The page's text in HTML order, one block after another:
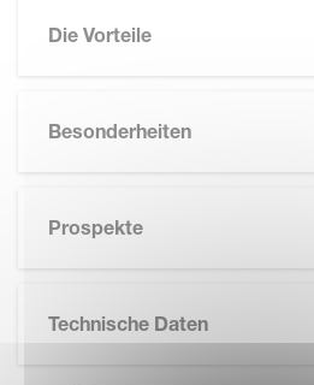
Die Vorteile
Besonderheiten
Prospekte
Technische Daten